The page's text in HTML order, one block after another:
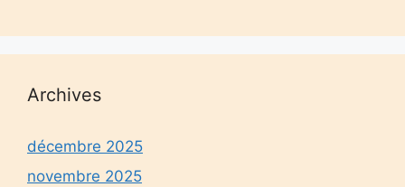
Archives
décembre 2025
novembre 2025